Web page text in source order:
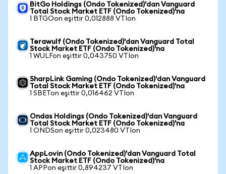
BitGo Holdings (Ondo Tokenized)'dan Vanguard
Total Stock Market ETF (Ondo Tokenized)'na
1 BTGOon eşittir 0,012888 VTIon
Terawulf (Ondo Tokenized)'dan Vanguard Total
Stock Market ETF (Ondo Tokenized)'na
1 WULFon eşittir 0,043750 VTIon
SharpLink Gaming (Ondo Tokenized)'dan Vanguard
Total Stock Market ETF (Ondo Tokenized)'na
1 SBETon eşittir 0,016462 VTIon
Ondas Holdings (Ondo Tokenized)'dan Vanguard
Total Stock Market ETF (Ondo Tokenized)'na
1 ONDSon eşittir 0,023480 VTIon
AppLovin (Ondo Tokenized)'dan Vanguard Total
Stock Market ETF (Ondo Tokenized)'na
1 APPon eşittir 0,894237 VTIon